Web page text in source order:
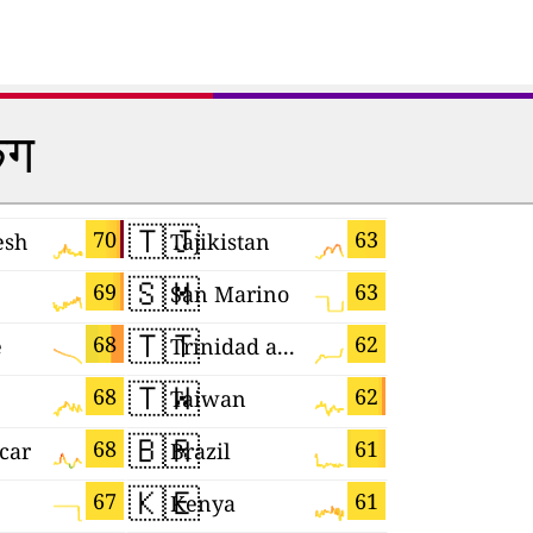
70
69
68
68
68
67
🇹🇯 63
Tajikistan
🇸🇲 63
San Marino
🇹🇹 62
Trinidad and Tobago
🇹🇼 62
Taiwan
🇧🇷 61
Brazil
🇰🇪 61
Kenya